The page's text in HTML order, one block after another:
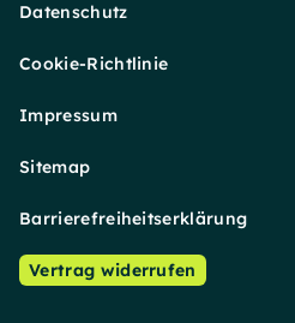
Datenschutz
Cookie-Richtlinie
Impressum
Sitemap
Barrierefreiheitserklärung
Vertrag widerrufen